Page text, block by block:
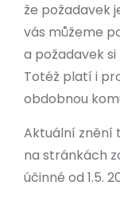
že požadavek
vás můžeme
a požadavek
Totéž platí i
obdobnou
Aktuální znění
na stránkách
účinné od 1.5.